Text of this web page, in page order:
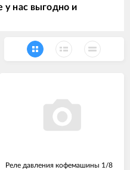
у нас выгодно и
Реле давления кофемашины 1/8